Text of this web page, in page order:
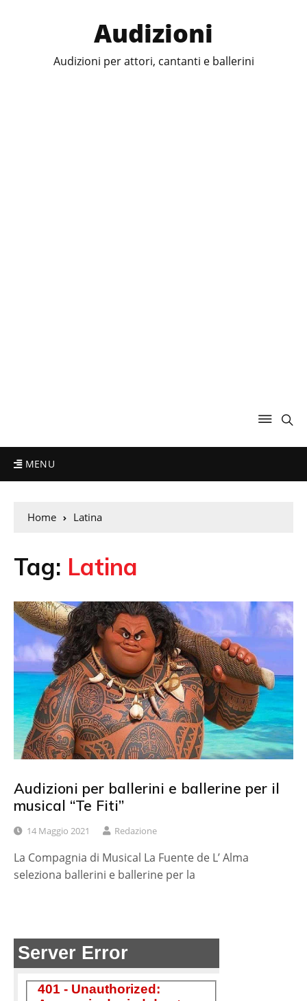
Audizioni
Audizioni per attori, cantanti e ballerini
MENU
Home Latina
Tag: Latina
Audizioni per ballerini e ballerine per il
musical “Te Fiti”
14 Maggio 2021 Redazione
La Compagnia di Musical La Fuente de L’ Alma
seleziona ballerini e ballerine per la